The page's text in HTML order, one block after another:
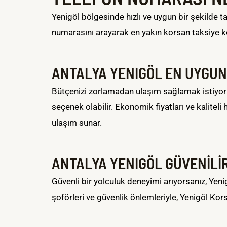
Yenigöl bölgesinde hızlı ve uygun bir şekilde
numarasını arayarak en yakın korsan taksiye
ANTALYA YENIGÖL EN
Bütçenizi zorlamadan ulaşım sağlamak
seçenek olabilir. Ekonomik fiyatları ve kaliteli
ulaşım sunar.
ANTALYA YENIGÖL
Güvenli bir yolculuk deneyimi arıyorsanız,
şoförleri ve güvenlik önlemleriyle, Yenigöl